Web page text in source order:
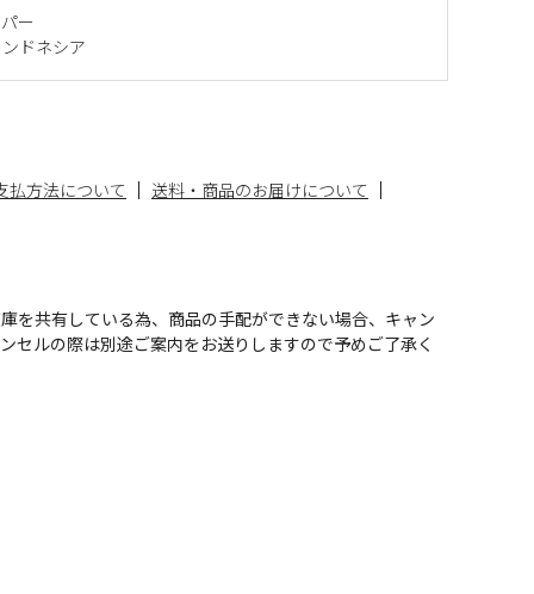
ー
ドネシア
払方法について
送料・商品のお届けについて
を共有している為、商品の手配ができない場合、キャン
セルの際は別途ご案内をお送りしますので予めご了承く